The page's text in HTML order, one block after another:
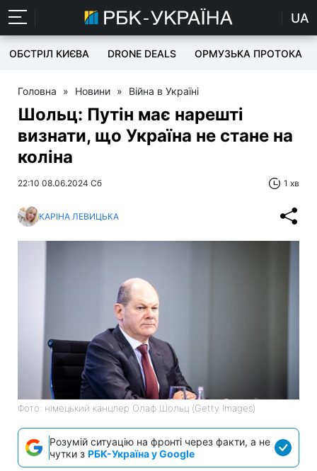
UA
ОБСТРІЛ КИЄВА DRONE DEALS ОРМУЗЬКА ПРОТОКА
Головна » Новини » Війна в Україні
Шольц: Путін має нарешті
визнати, що Україна не стане на
коліна
22:10 08.06.2024 Сб 1 хв
КАРІНА ЛЕВИЦЬКА
Фото: німецький канцлер Олаф Шольц (Getty Images)
Розумій ситуацію на фронті через факти, а не
чутки з РБК-Україна у Google